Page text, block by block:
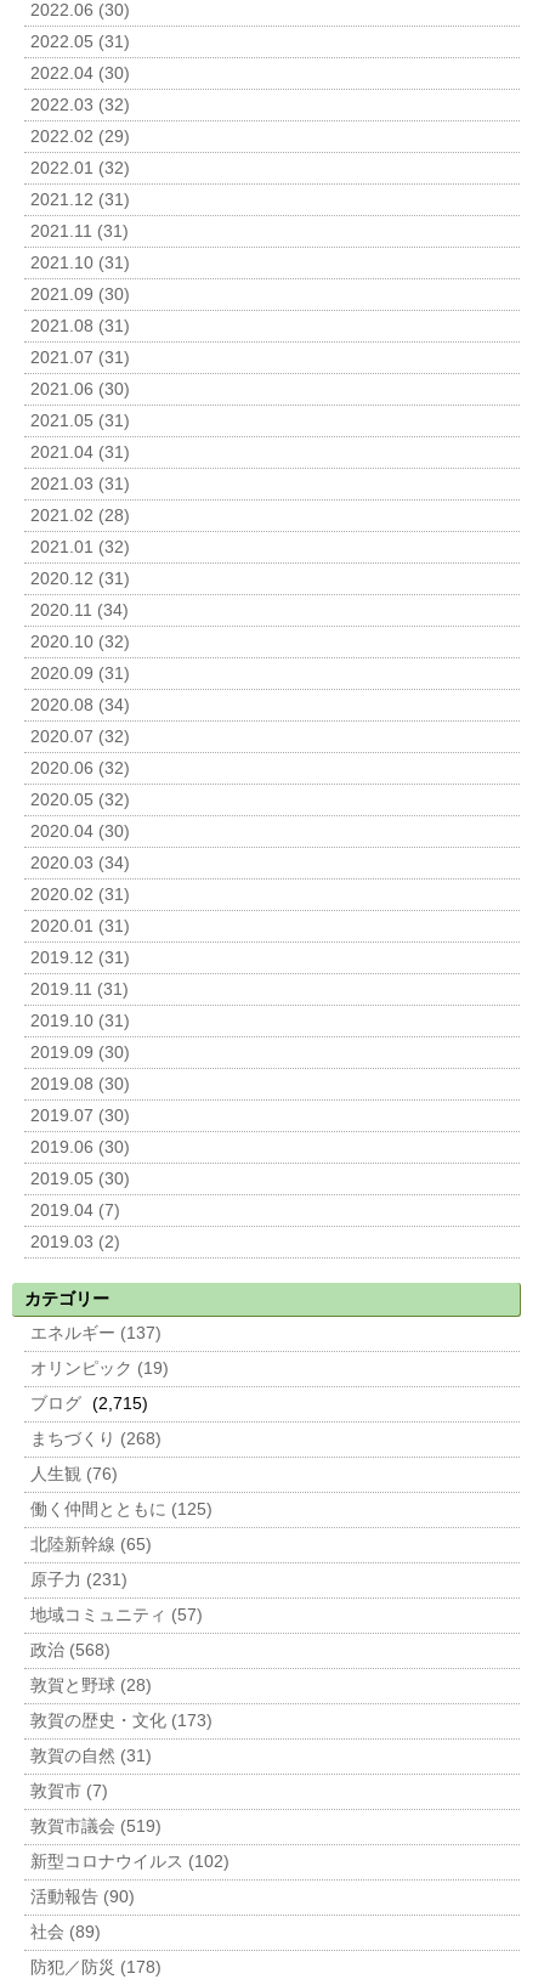
2022.06 (30)
2022.05 (31)
2022.04 (30)
2022.03 (32)
2022.02 (29)
2022.01 (32)
2021.12 (31)
2021.11 (31)
2021.10 (31)
2021.09 (30)
2021.08 (31)
2021.07 (31)
2021.06 (30)
2021.05 (31)
2021.04 (31)
2021.03 (31)
2021.02 (28)
2021.01 (32)
2020.12 (31)
2020.11 (34)
2020.10 (32)
2020.09 (31)
2020.08 (34)
2020.07 (32)
2020.06 (32)
2020.05 (32)
2020.04 (30)
2020.03 (34)
2020.02 (31)
2020.01 (31)
2019.12 (31)
2019.11 (31)
2019.10 (31)
2019.09 (30)
2019.08 (30)
2019.07 (30)
2019.06 (30)
2019.05 (30)
2019.04 (7)
2019.03 (2)
カテゴリー
エネルギー (137)
オリンピック (19)
ブログ (2,715)
まちづくり (268)
人生観 (76)
働く仲間とともに (125)
北陸新幹線 (65)
原子力 (231)
地域コミュニティ (57)
政治 (568)
敦賀と野球 (28)
敦賀の歴史・文化 (173)
敦賀の自然 (31)
敦賀市 (7)
敦賀市議会 (519)
新型コロナウイルス (102)
活動報告 (90)
社会 (89)
防犯／防災 (178)